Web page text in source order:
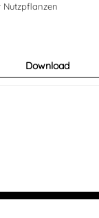
Download